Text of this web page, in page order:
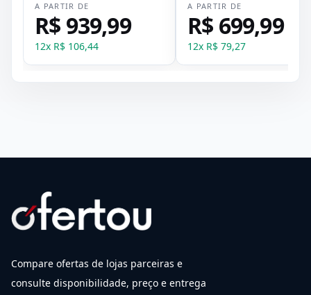
A PARTIR DE
R$ 939,99
12x R$ 106,44
A PARTIR DE
R$ 699,99
12x R$ 79,27
Compare ofertas de lojas parceiras e
consulte disponibilidade, preço e entrega